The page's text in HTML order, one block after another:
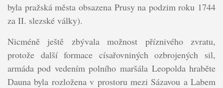
byla pražská města obsazena Prusy na podzim roku 1744
za II. slezské války).
Nicméně ještě zbývala možnost příznivého zvratu,
protože další formace císařovniných ozbrojených sil,
armáda pod vedením polního maršála Leopolda hraběte
Dauna byla rozložena v prostoru mezi Sázavou a Labem